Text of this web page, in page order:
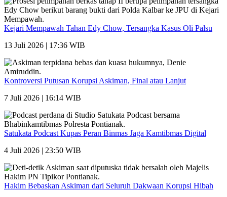
Kejari Mempawah Tahan Edy Chow, Tersangka Kasus Oli Palsu
13 Juli 2026 | 17:36 WIB
Kontroversi Putusan Korupsi Askiman, Final atau Lanjut
7 Juli 2026 | 16:14 WIB
Satukata Podcast Kupas Peran Binmas Jaga Kamtibmas Digital
4 Juli 2026 | 23:50 WIB
Hakim Bebaskan Askiman dari Seluruh Dakwaan Korupsi Hibah